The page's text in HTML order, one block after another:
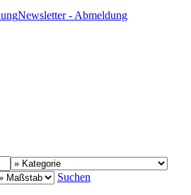
Newsletter - Abmeldung
Suchen